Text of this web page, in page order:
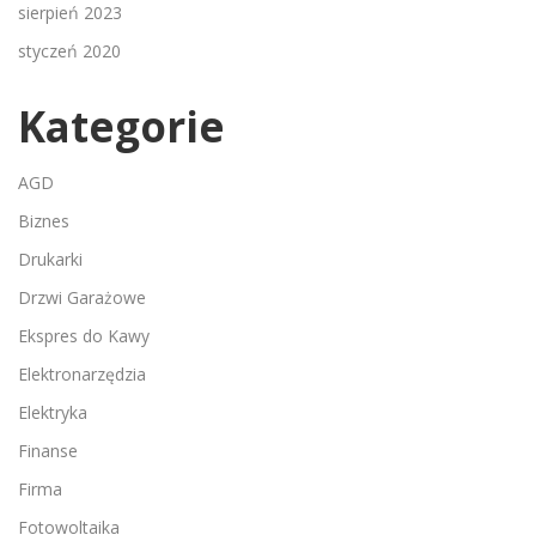
sierpień 2023
styczeń 2020
Kategorie
AGD
Biznes
Drukarki
Drzwi Garażowe
Ekspres do Kawy
Elektronarzędzia
Elektryka
Finanse
Firma
Fotowoltaika